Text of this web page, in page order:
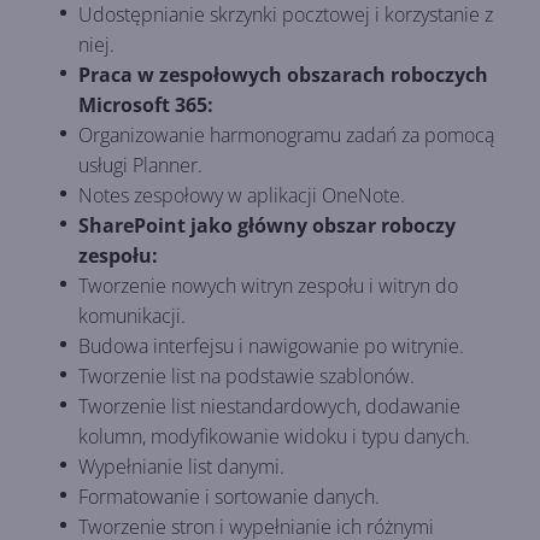
Udostępnianie skrzynki pocztowej i korzystanie z
niej.
Praca w zespołowych obszarach roboczych
Microsoft 365:
Organizowanie harmonogramu zadań za pomocą
usługi Planner.
Notes zespołowy w aplikacji OneNote.
SharePoint jako główny obszar roboczy
zespołu:
Tworzenie nowych witryn zespołu i witryn do
komunikacji.
Budowa interfejsu i nawigowanie po witrynie.
Tworzenie list na podstawie szablonów.
Tworzenie list niestandardowych, dodawanie
kolumn, modyfikowanie widoku i typu danych.
Wypełnianie list danymi.
Formatowanie i sortowanie danych.
Tworzenie stron i wypełnianie ich różnymi